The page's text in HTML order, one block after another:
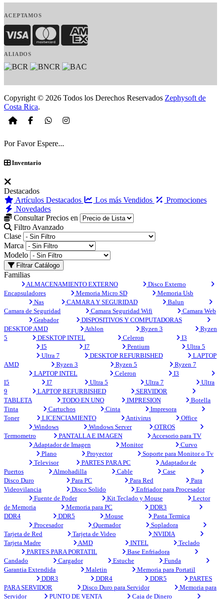
ACEPTAMOS
Visa MasterCardAmerican Express
ALIADOS
Copyright © 2026 Todos los Derechos Reservados Zephysoft de
Costa Rica.
Por Favor Espere...
Inventario
Destacados
Artículos Destacados
Los más Vendidos
Promociones
Novedades
Consultar Precios en
Filtro Avanzado
Clase
Marca
Modelo
Filtrar Catálogo
Familias
ALMACENAMIENTO EXTERNO
Disco Externo
Encapsuladores
Memoria Micro SD
Memoria Usb
Nas
CAMARA Y SEGURIDAD
Balun
Camara de Seguridad
Camara Seguridad Wifi
Camara Web
Grabador
DISPOSITIVOS Y COMPUTADORAS
DESKTOP AMD
Athlon Ryzen 3
Ryzen
5
DESKTOP INTEL Celeron
I3
I5
I7 Pentium
Ultra 5
Ultra 7
DESKTOP REFURBISHED
LAPTOP
AMD
Ryzen 3 Ryzen 5
Ryzen 7
LAPTOP INTEL
Celeron
I3
I5
I7 Ultra 5 Ultra 7
Ultra
9
LAPTOP REFURBISHED
SERVIDOR
TABLETA
TODO EN UNO IMPRESION
Botella
Tinta
Cartuchos Cinta
Impresora
Toner
LICENCIAMIENTO Antivirus
Office
Windows
Windows Server
OTROS
Termometro
PANTALLA E IMAGEN
Accesorio para TV
Adaptador de Imagen
Monitor
Curvo
Plano
Proyector
Soporte para Monitor o Tv
Televisor
PARTES PARA PC
Adaptador de
Puertos
Almohadilla Cable
Case
Disco Duro
Para PC Para Red
Para
Videovilancia
Disco Solido
Enfriador para Procesador
Fuente de Poder
Kit Teclado y Mouse
Lector
de Memoria
Memoria para PC
DDR3
DDR4
DDR5 Mouse
Pasta Termica
Procesador
Quemador
Sopladora
Tarjeta de Red
Tarjeta de Video
NVIDIA
Tarjeta Madre
AMD INTEL
Teclado
PARTES PARA PORTATIL
Base Enfriadora
Candado
Cargador Estuche
Funda
Garantia Extendida
Maletin
Memoria para Portatil
DDR3
DDR4 DDR5
PARTES
PARA SERVIDOR
Disco Duro para Servidor
Memoria para
Servidor
PUNTO DE VENTA Caja de Dinero